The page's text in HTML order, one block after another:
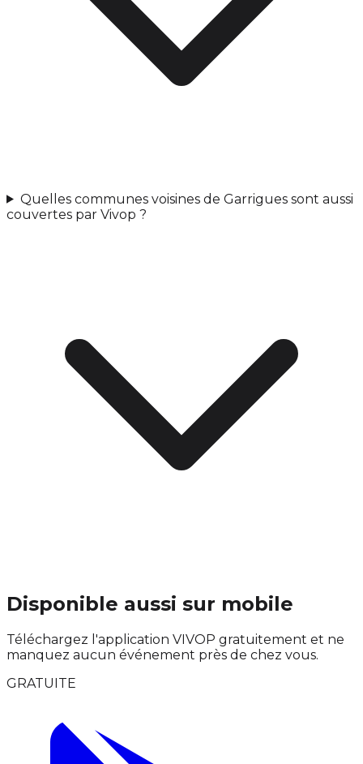
Quelles communes voisines de Garrigues sont aussi
couvertes par Vivop ?
Disponible aussi sur mobile
Téléchargez l'application VIVOP gratuitement et ne
manquez aucun événement près de chez vous.
GRATUITE